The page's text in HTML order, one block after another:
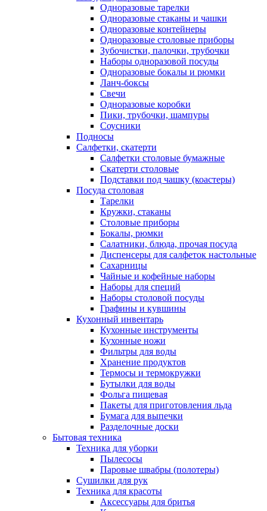
Одноразовые тарелки
Одноразовые стаканы и чашки
Одноразовые контейнеры
Одноразовые столовые приборы
Зубочистки, палочки, трубочки
Наборы одноразовой посуды
Одноразовые бокалы и рюмки
Ланч-боксы
Свечи
Одноразовые коробки
Пики, трубочки, шампуры
Соусники
Подносы
Салфетки, скатерти
Салфетки столовые бумажные
Скатерти столовые
Подставки под чашку (коастеры)
Посуда столовая
Тарелки
Кружки, стаканы
Столовые приборы
Бокалы, рюмки
Салатники, блюда, прочая посуда
Диспенсеры для салфеток настольные
Сахарницы
Чайные и кофейные наборы
Наборы для специй
Наборы столовой посуды
Графины и кувшины
Кухонный инвентарь
Кухонные инструменты
Кухонные ножи
Фильтры для воды
Хранение продуктов
Термосы и термокружки
Бутылки для воды
Фольга пищевая
Пакеты для приготовления льда
Бумага для выпечки
Разделочные доски
Бытовая техника
Техника для уборки
Пылесосы
Паровые швабры (полотеры)
Сушилки для рук
Техника для красоты
Аксессуары для бритья